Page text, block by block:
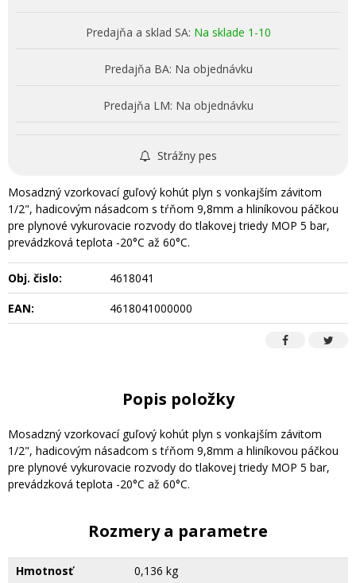
Predajňa a sklad SA: Na sklade 1-10
Predajňa BA: Na objednávku
Predajňa LM: Na objednávku
Strážny pes
Mosadzný vzorkovací guľový kohút plyn s vonkajším závitom
1/2", hadicovým násadcom s tŕňom 9,8mm a hliníkovou páčkou
pre plynové vykurovacie rozvody do tlakovej triedy MOP 5 bar,
prevádzková teplota -20°C až 60°C.
Obj. čislo:
4618041
EAN:
4618041000000
Popis položky
Mosadzný vzorkovací guľový kohút plyn s vonkajším závitom
1/2", hadicovým násadcom s tŕňom 9,8mm a hliníkovou páčkou
pre plynové vykurovacie rozvody do tlakovej triedy MOP 5 bar,
prevádzková teplota -20°C až 60°C.
Rozmery a parametre
Hmotnosť 0,136 kg